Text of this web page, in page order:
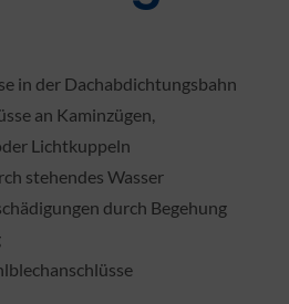
in der Dachabdichtungsbahn
an Kaminzügen,
Lichtkuppeln
stehendes Wasser
durch Begehung